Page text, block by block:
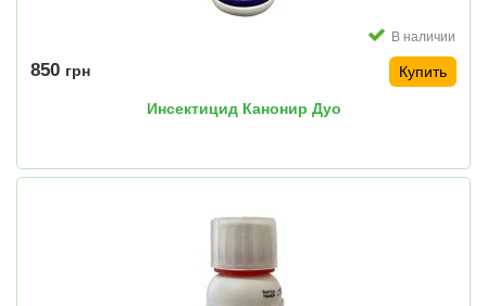
В наличии
850 грн Купить
Инсектицид Канонир Дуо